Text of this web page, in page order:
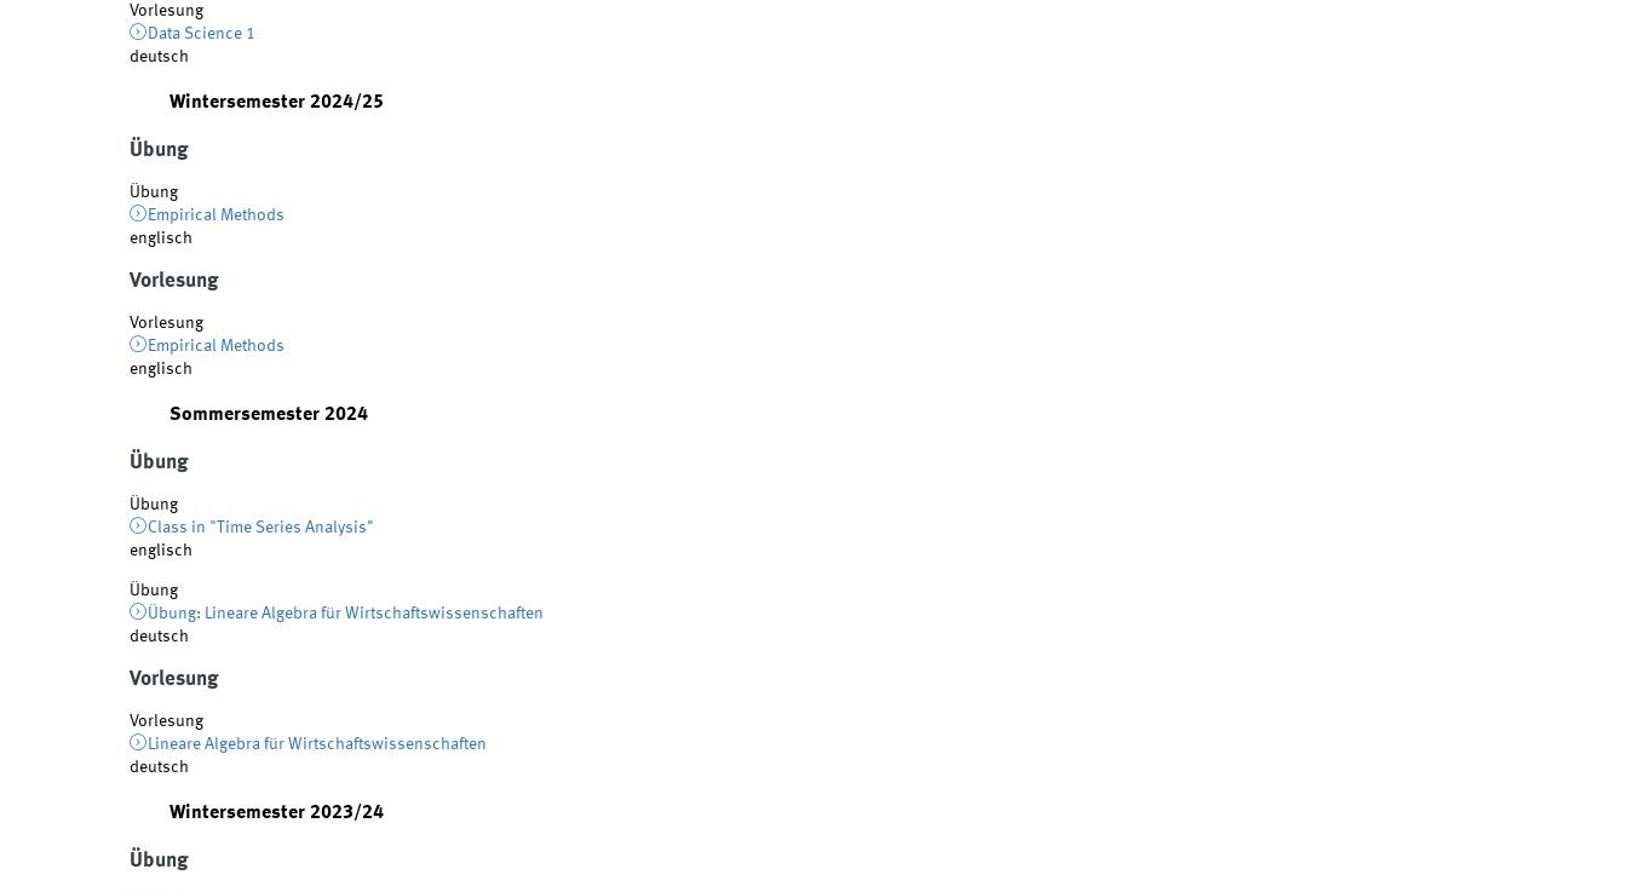
Vorlesung
Data Science 1
deutsch
Wintersemester 2024/25
Übung
Übung
Empirical Methods
englisch
Vorlesung
Vorlesung
Empirical Methods
englisch
Sommersemester 2024
Übung
Übung
Class in "Time Series Analysis"
englisch
Übung
Übung: Lineare Algebra für Wirtschaftswissenschaften
deutsch
Vorlesung
Vorlesung
Lineare Algebra für Wirtschaftswissenschaften
deutsch
Wintersemester 2023/24
Übung